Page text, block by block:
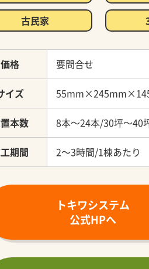
古民家
価格 要問合せ
イズ
本数 8本～24本/30坪～40
期間 2～3時間/1棟あたり
トキワシステム
公式HPへ